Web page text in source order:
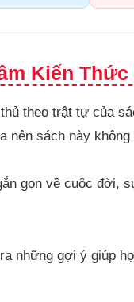
Kiến
theo trật tự của
nên sách này
gọn về cuộc đời,
những gợi ý giúp